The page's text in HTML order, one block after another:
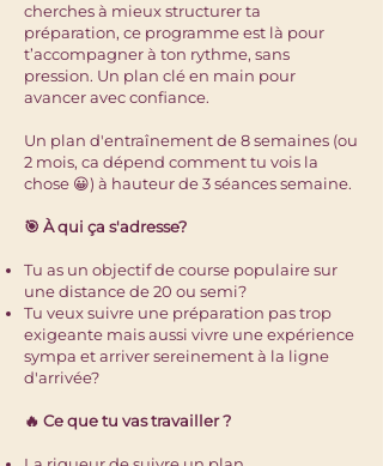
cherches à mieux structurer ta
préparation, ce programme est là pour
t’accompagner à ton rythme, sans
pression. Un plan clé en main pour
avancer avec confiance​.
Un plan d'entraînement de 8 semaines (ou
2 mois, ca dépend comment tu vois la
chose 😀) à hauteur de 3 séances semaine.
🎯 À qui ça s'adresse?​
Tu as un objectif de course populaire sur
une distance de 20 ou semi?
Tu veux suivre une préparation pas trop
exigeante mais aussi vivre une expérience
sympa et arriver sereinement à la ligne
d'arrivée?
🔥 Ce que tu vas travailler ?